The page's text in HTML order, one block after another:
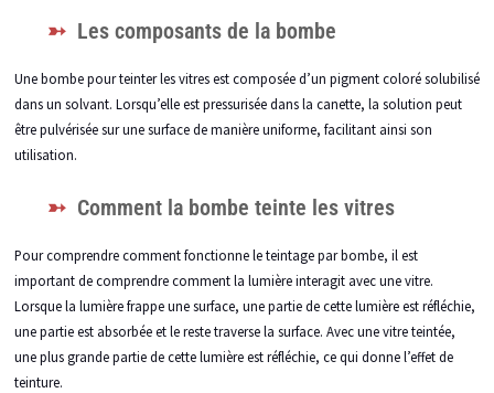
Les composants de la bombe
Une bombe pour teinter les vitres est composée d’un pigment coloré solubilisé
dans un solvant. Lorsqu’elle est pressurisée dans la canette, la solution peut
être pulvérisée sur une surface de manière uniforme, facilitant ainsi son
utilisation.
Comment la bombe teinte les vitres
Pour comprendre comment fonctionne le teintage par bombe, il est
important de comprendre comment la lumière interagit avec une vitre.
Lorsque la lumière frappe une surface, une partie de cette lumière est réfléchie,
une partie est absorbée et le reste traverse la surface. Avec une vitre teintée,
une plus grande partie de cette lumière est réfléchie, ce qui donne l’effet de
teinture.